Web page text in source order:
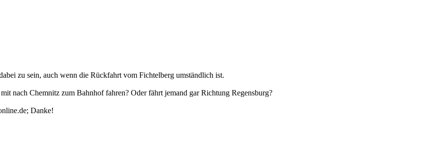
zu sein, auch wenn die Rückfahrt vom Fichtelberg umständlich ist.
nach Chemnitz zum Bahnhof fahren? Oder fährt jemand gar Richtung Regensburg?
Danke!